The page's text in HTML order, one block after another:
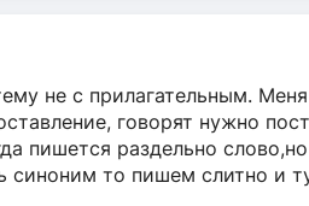
не с прилагательным.
говорят нужно
пишется раздельно
синоним то пишем слитно и